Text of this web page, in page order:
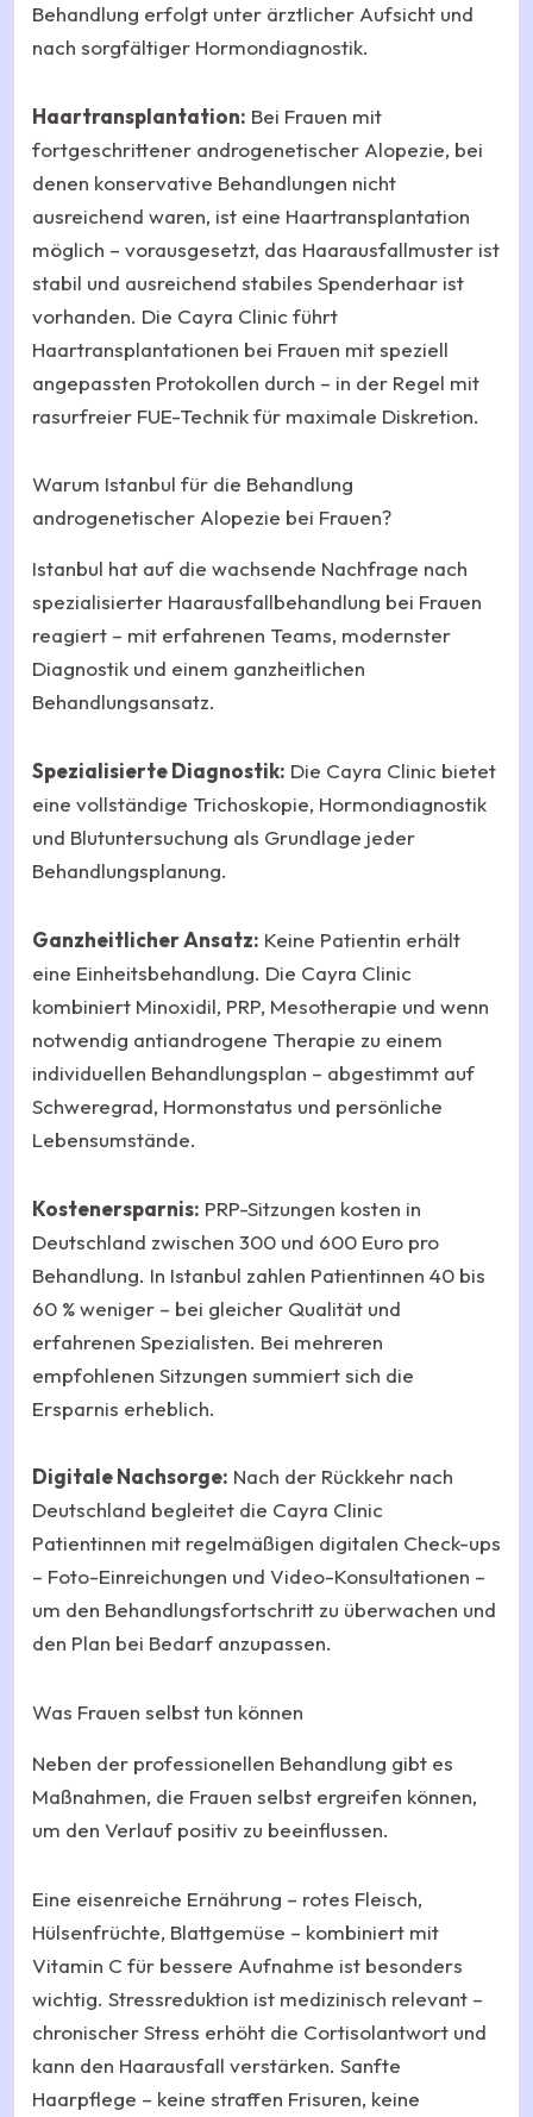
Behandlung erfolgt unter ärztlicher Aufsicht und
nach sorgfältiger Hormondiagnostik.
Haartransplantation: Bei Frauen mit
fortgeschrittener androgenetischer Alopezie, bei
denen konservative Behandlungen nicht
ausreichend waren, ist eine Haartransplantation
möglich – vorausgesetzt, das Haarausfallmuster ist
stabil und ausreichend stabiles Spenderhaar ist
vorhanden. Die Cayra Clinic führt
Haartransplantationen bei Frauen mit speziell
angepassten Protokollen durch – in der Regel mit
rasurfreier FUE-Technik für maximale Diskretion.
Warum Istanbul für die Behandlung
androgenetischer Alopezie bei Frauen?
Istanbul hat auf die wachsende Nachfrage nach
spezialisierter Haarausfallbehandlung bei Frauen
reagiert – mit erfahrenen Teams, modernster
Diagnostik und einem ganzheitlichen
Behandlungsansatz.
Spezialisierte Diagnostik: Die Cayra Clinic bietet
eine vollständige Trichoskopie, Hormondiagnostik
und Blutuntersuchung als Grundlage jeder
Behandlungsplanung.
Ganzheitlicher Ansatz: Keine Patientin erhält
eine Einheitsbehandlung. Die Cayra Clinic
kombiniert Minoxidil, PRP, Mesotherapie und wenn
notwendig antiandrogene Therapie zu einem
individuellen Behandlungsplan – abgestimmt auf
Schweregrad, Hormonstatus und persönliche
Lebensumstände.
Kostenersparnis: PRP-Sitzungen kosten in
Deutschland zwischen 300 und 600 Euro pro
Behandlung. In Istanbul zahlen Patientinnen 40 bis
60 % weniger – bei gleicher Qualität und
erfahrenen Spezialisten. Bei mehreren
empfohlenen Sitzungen summiert sich die
Ersparnis erheblich.
Digitale Nachsorge: Nach der Rückkehr nach
Deutschland begleitet die Cayra Clinic
Patientinnen mit regelmäßigen digitalen Check-ups
– Foto-Einreichungen und Video-Konsultationen –
um den Behandlungsfortschritt zu überwachen und
den Plan bei Bedarf anzupassen.
Was Frauen selbst tun können
Neben der professionellen Behandlung gibt es
Maßnahmen, die Frauen selbst ergreifen können,
um den Verlauf positiv zu beeinflussen.
Eine eisenreiche Ernährung – rotes Fleisch,
Hülsenfrüchte, Blattgemüse – kombiniert mit
Vitamin C für bessere Aufnahme ist besonders
wichtig. Stressreduktion ist medizinisch relevant –
chronischer Stress erhöht die Cortisolantwort und
kann den Haarausfall verstärken. Sanfte
Haarpflege – keine straffen Frisuren, keine